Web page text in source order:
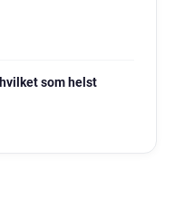
hvilket som helst